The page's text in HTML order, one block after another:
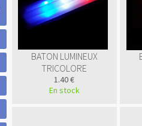
BATON LUMINEUX
TRICOLORE
1.40 €
En stock